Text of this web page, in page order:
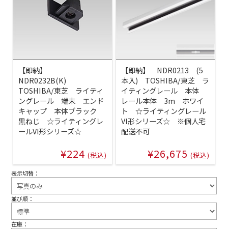
【即納】
NDR0232B(K)
TOSHIBA/東芝 ライティ
ングレール 端末 エンド
キャップ 本体ブラック
黒ねじ ☆ライティングレ
ールVI形シリーズ☆
¥224 (税込)
【即納】 NDR0213 (5
本入) TOSHIBA/東芝 ラ
イティングレール 本体
レール本体 3m ホワイ
ト ☆ライティングレール
VI形シリーズ☆ ※個人宅
配送不可
¥26,675 (税込)
表示切替：
並び順：
在庫：